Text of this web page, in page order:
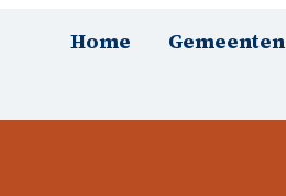
Home Gemeenten